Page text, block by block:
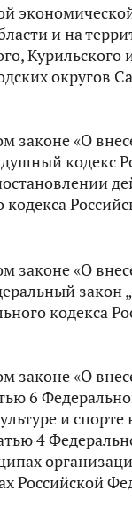
и на
Курильского
округов
законе «О
кодекс
законе «О
закон
кодекса
законе «О
6
и спорте
4
Российской